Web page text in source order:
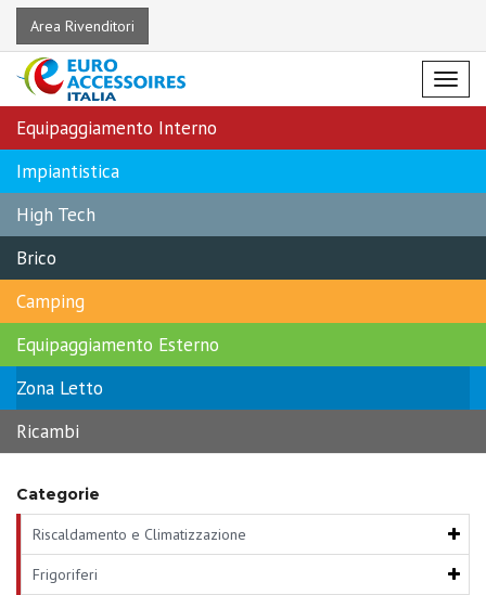
Area Rivenditori
Menu
Equipaggiamento Interno
Impiantistica
High Tech
Brico
Camping
Equipaggiamento Esterno
Zona Letto
Ricambi
Categorie
Riscaldamento e Climatizzazione
Frigoriferi